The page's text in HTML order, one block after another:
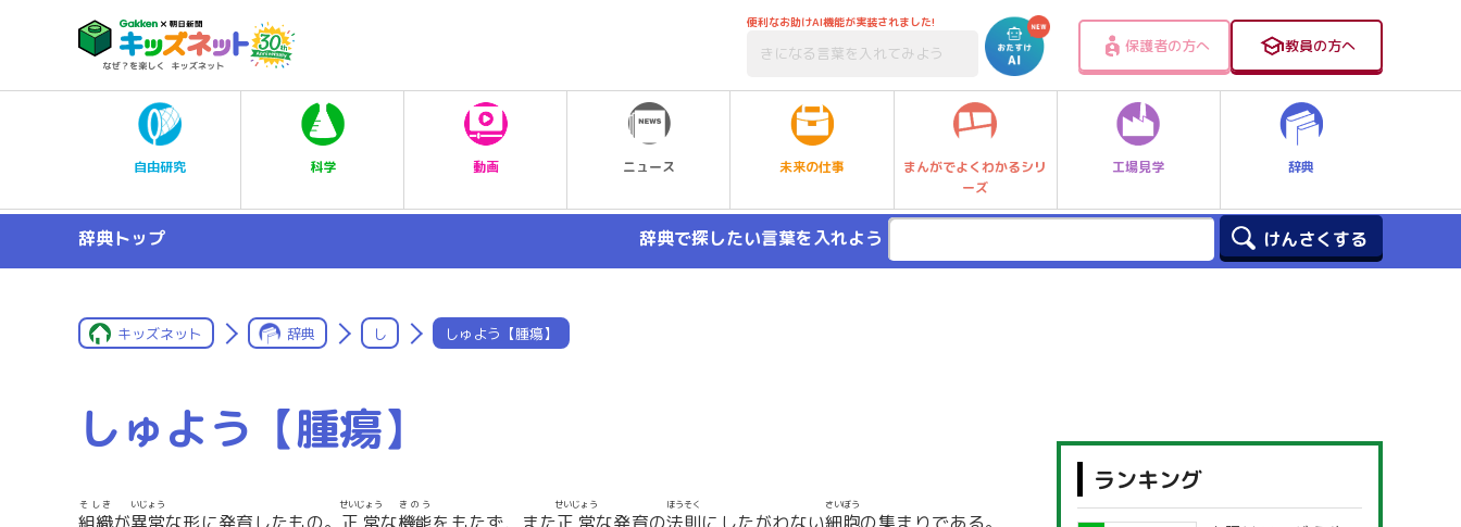
便利なお助けAI機能が実装されました!
保護者の方へ 教員の方へ
自由研究 科学 動画 ニュース 未来の仕事
まんがでよくわかるシリ
ーズ
工場見学 辞典
辞典トップ 辞典で探したい言葉を入れよう
キッズネット 辞典 し しゅよう【腫瘍】
しゅよう【腫瘍】
そしき いじょう せいじょう きのう せいじょう ほうそく さいぼう
ランキング